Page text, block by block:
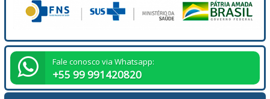
Fale conosco via Whatsapp:
+55 99 991420820